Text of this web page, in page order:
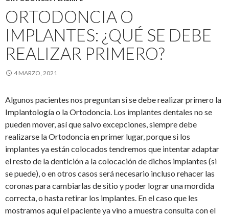
ORTODONCIA O
IMPLANTES: ¿QUÉ SE DEBE
REALIZAR PRIMERO?
4 MARZO, 2021
Algunos pacientes nos preguntan si se debe realizar primero la
Implantología o la Ortodoncia. Los implantes dentales no se
pueden mover, así que salvo excepciones, siempre debe
realizarse la Ortodoncia en primer lugar, porque si los
implantes ya están colocados tendremos que intentar adaptar
el resto de la dentición a la colocación de dichos implantes (si
se puede), o en otros casos será necesario incluso rehacer las
coronas para cambiarlas de sitio y poder lograr una mordida
correcta, o hasta retirar los implantes. En el caso que les
mostramos aquí el paciente ya vino a muestra consulta con el